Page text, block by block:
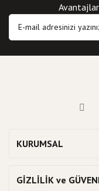
KURUMSAL
GİZLİLİK ve